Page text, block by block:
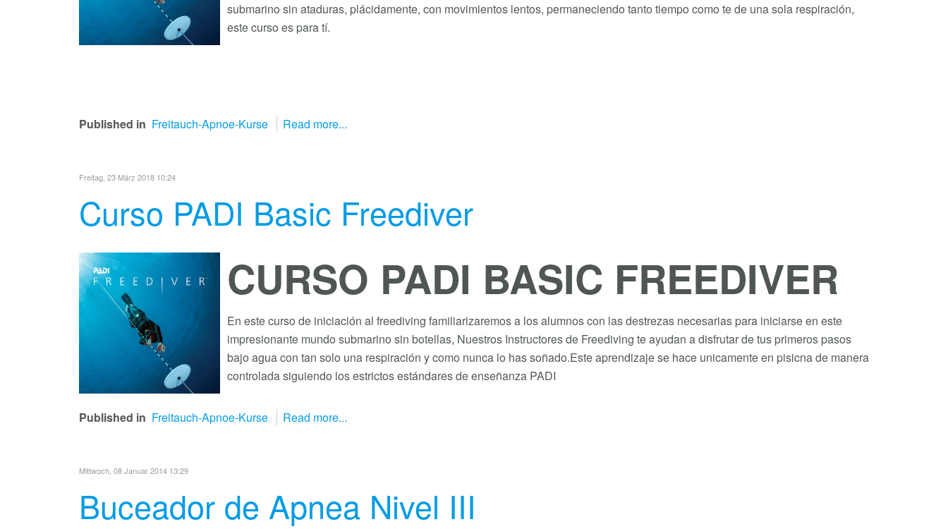
submarino sin ataduras, plácidamente, con movimientos lentos, permaneciendo tanto tiempo como te de una sola respiración,
este curso es para tí.
Published in Freitauch-Apnoe-Kurse Read more...
Freitag, 23 März 2018 10:24
Curso PADI Basic Freediver
CURSO PADI BASIC FREEDIVER
En este curso de iniciación al freediving familiarizaremos a los alumnos con las destrezas necesarias para iniciarse en este
impresionante mundo submarino sin botellas, Nuestros Instructores de Freediving te ayudan a disfrutar de tus primeros pasos
bajo agua con tan solo una respiración y como nunca lo has soñado.Este aprendizaje se hace unicamente en pisicna de manera
controlada siguiendo los estrictos estándares de enseñanza PADI
Published in Freitauch-Apnoe-Kurse Read more...
Mittwoch, 08 Januar 2014 13:29
Buceador de Apnea Nivel III